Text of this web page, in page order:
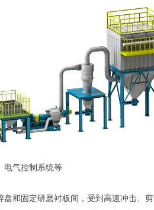
电气控制系统等
和固定研磨衬板间，受到高速冲击、